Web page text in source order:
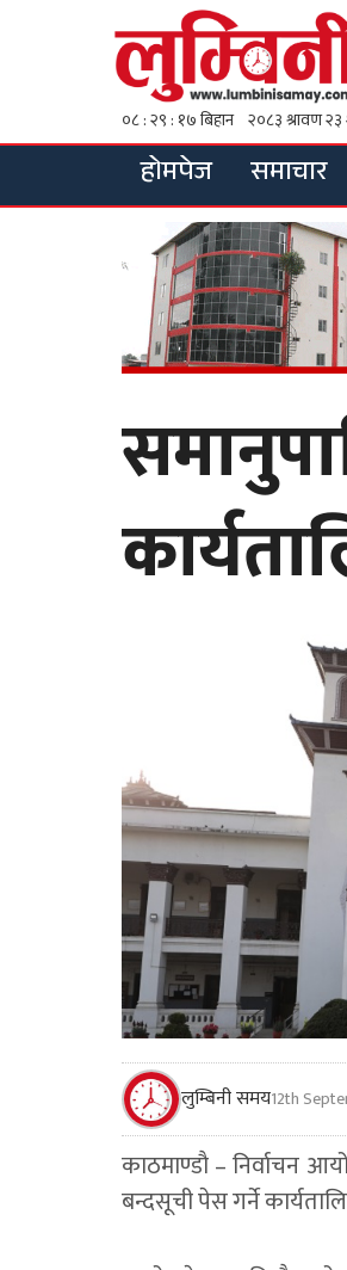
होमपेज समाचार
लुम्बिनी समय12th
काठमाण्डाै – निर्वाचन
बन्दसूची पेस गर्ने